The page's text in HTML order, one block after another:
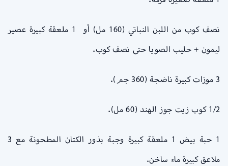
نصف كوب من اللبن النباتي (160 مل) أو 1 ملعقة كبيرة عصير
ليمون + حليب الصويا حتى نصف كوب.
3 موزات كبيرة ناضجة (360 جم).
1/2 كوب زيت جوز الهند (60 مل).
1 حبة بيض 1 ملعقة كبيرة وجبة بذور الكتان المطحونة مع 3
ملاعق كبيرة ماء ساخن.